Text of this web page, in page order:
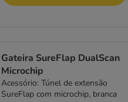
Gateira SureFlap DualScan
Microchip
Acessório: Túnel de extensão
SureFlap com microchip, branca